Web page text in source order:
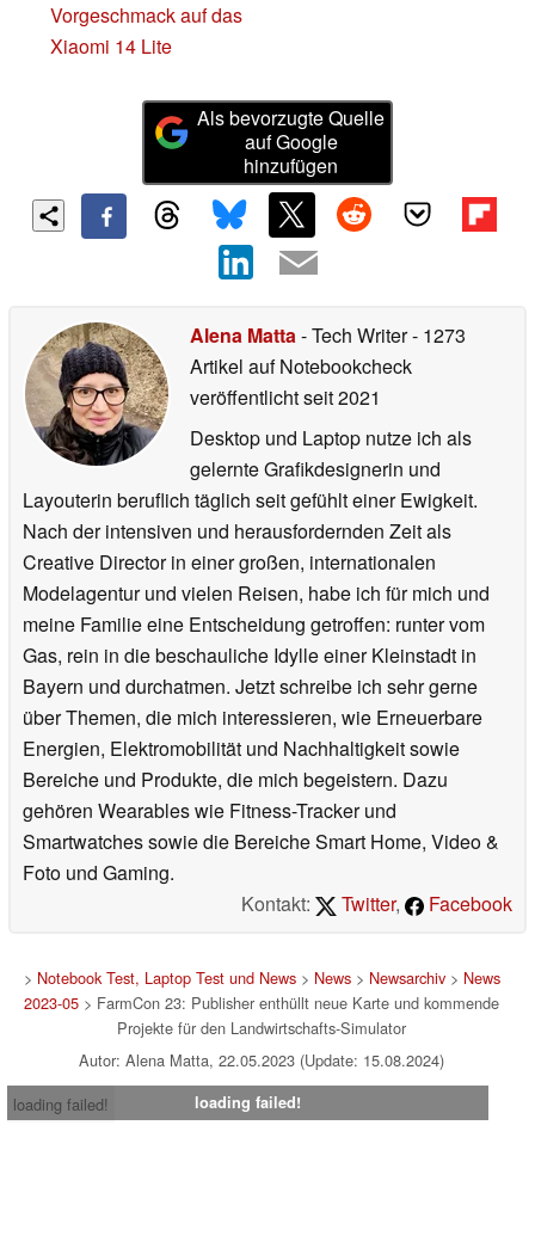
Vorgeschmack auf das
Xiaomi 14 Lite
Als bevorzugte Quelle
auf Google
hinzufügen
Alena Matta- Tech Writer- 1273
Artikel auf Notebookcheck
veröffentlichtseit 2021
Desktop und Laptop nutze ich als
gelernte Grafikdesignerin und
Layouterin beruflich täglich seit gefühlt einer Ewigkeit.
Nach der intensiven und herausfordernden Zeit als
Creative Director in einer großen, internationalen
Modelagentur und vielen Reisen, habe ich für mich und
meine Familie eine Entscheidung getroffen: runter vom
Gas, rein in die beschauliche Idylle einer Kleinstadt in
Bayern und durchatmen. Jetzt schreibe ich sehr gerne
über Themen, die mich interessieren, wie Erneuerbare
Energien, Elektromobilität und Nachhaltigkeit sowie
Bereiche und Produkte, die mich begeistern. Dazu
gehören Wearables wie Fitness-Tracker und
Smartwatches sowie die Bereiche Smart Home, Video &
Foto und Gaming.
Kontakt:
Twitter, Facebook
> Notebook Test, Laptop Test und News> News> Newsarchiv> News
2023-05 > FarmCon 23: Publisher enthüllt neue Karte und kommende
Projekte für den Landwirtschafts-Simulator
Autor: Alena Matta, 22.05.2023 (Update: 15.08.2024)
loading failed!
loading failed!